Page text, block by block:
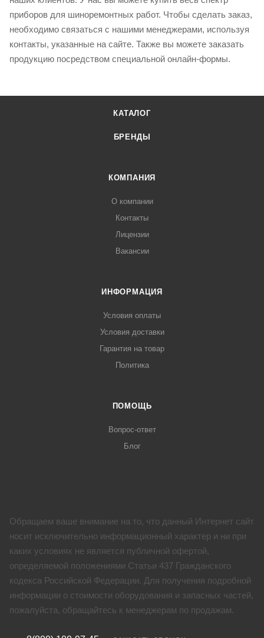
приборов для шиноремонтных работ. Чтобы сделать заказ,
необходимо связаться с нашими менеджерами, используя
контакты, указанные на сайте. Также вы можете заказать
продукцию посредством специальной онлайн-формы.
КАТАЛОГ
БРЕНДЫ
КОМПАНИЯ
О компании
Контакты
Лицензии
Вакансии
ИНФОРМАЦИЯ
Условия оплаты
Условия доставки
Гарантия на товар
Политика
ПОМОЩЬ
Вопрос-ответ
Блог
Обращаем ваше внимание на то, что данный Интернет сайт
носит исключительно информационный характер и ни при
каких условиях не является публичной офертой,
определяемой положениями Статьи 437 Гражданского
кодекса Российской Федерации. Для получения подробной
информации о стоимости оборудования и запасных частей,
пожалуйста, обращайтесь к менеджерам по продажам.